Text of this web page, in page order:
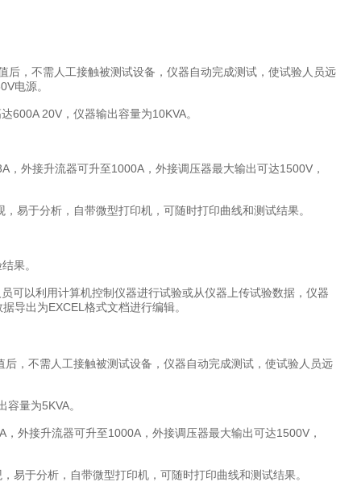
，不需人工接触被测试设备，仪器自动完成测试，使试验人员远
电源。
600A 20V，仪器输出容量为10KVA。
外接升流器可升至1000A，外接调压器最大输出可达1500V，
易于分析，自带微型打印机，可随时打印曲线和测试结果。
果。
可以利用计算机控制仪器进行试验或从仪器上传试验数据，仪器
导出为EXCEL格式文档进行编辑。
，不需人工接触被测试设备，仪器自动完成测试，使试验人员远
量为5KVA。
外接升流器可升至1000A，外接调压器最大输出可达1500V，
易于分析，自带微型打印机，可随时打印曲线和测试结果。